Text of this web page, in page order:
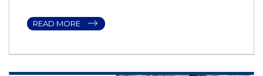
READ MORE